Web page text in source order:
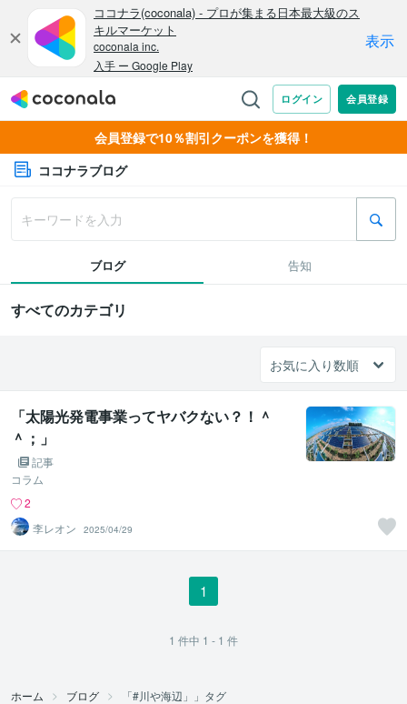
会員登録で10％割引クーポンを獲得！
ココナラブログ
ブログ 告知
すべてのカテゴリ
「太陽光発電事業ってヤバクない？！＾
＾；」
記事
コラム
2
李レオン
2025/04/29
1
1 件中 1 - 1 件
ホーム ブログ 「#川や海辺」」タグ